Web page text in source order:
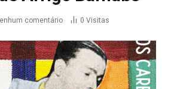
comentário 0 Visitas